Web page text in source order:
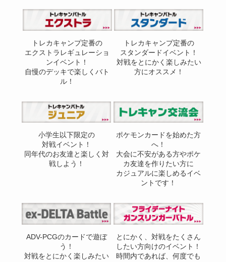
トレカキャンプ定番の
エクストラレギュレーショ
ンイベント！
自慢のデッキで楽しくバト
ル！
トレカキャンプ定番の
スタンダードイベント！
対戦をとにかく楽しみたい
方にオススメ！
小学生以下限定の
対戦イベント！
同年代のお友達と楽しく対
戦しよう！
ポケモンカードを始めた方
へ！
大会に不安がある方やポケ
カ友達を作りたい方に
カジュアルに楽しめるイベ
ントです！
ADV-PCGのカードで遊ぼ
う！
対戦をとにかく楽しみたい
とにかく、対戦をたくさん
したい方向けのイベント！
時間内であれば、何度でも